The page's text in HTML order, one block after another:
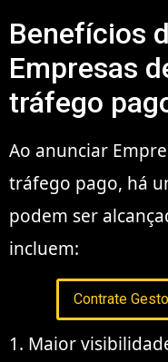
Benefícios
Empresas
tráfego
Ao anunciar
tráfego pago, há
podem ser
incluem:
Contrate
1. Maior